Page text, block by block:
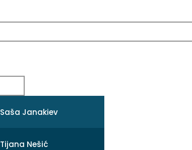
Saša Janakiev
Tijana Nešić